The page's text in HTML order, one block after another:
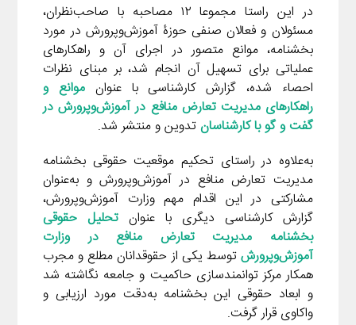
در این راستا مجموعا ۱۲ مصاحبه با صاحب‌نظران،
مسئولان و فعالان صنفی حوزۀ آموزش‌وپرورش در مورد
بخشنامه، موانع متصور در اجرای آن و راهکارهای
عملیاتی برای تسهیل آن انجام شد، بر مبنای نظرات
احصاء شده، گزارش کارشناسی با عنوان موانع و
راهکارهای مدیریت تعارض منافع در آموزش‌وپرورش در
گفت و گو با کارشناسانتدوین و منتشر شد.
به‌علاوه در راستای تحکیم موقعیت حقوقی بخشنامه
مدیریت تعارض منافع در آموزش‌وپرورش و به‌عنوان
مشارکتی در این اقدام مهم وزارت آموزش‌وپرورش،
گزارش کارشناسی دیگری با عنوان تحلیل حقوقی
بخشنامه مدیریت تعارض منافع در وزارت
آموزش‌وپرورشتوسط یکی از حقوقدانان مطلع و مجرب
همکار مرکز توانمندسازی حاکمیت و جامعه نگاشته شد
و ابعاد حقوقی این بخشنامه به‌دقت مورد ارزیابی و
واکاوی قرار گرفت.